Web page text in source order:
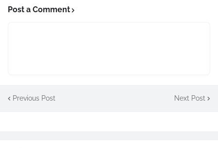
Post a Comment
Previous Post Next Post